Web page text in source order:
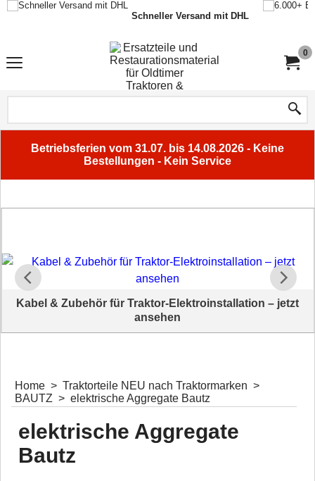
Schneller Versand mit DHL
0
Betriebsferien vom 31.07. bis 14.08.2026 - Keine
Bestellungen - Kein Service
Kabel & Zubehör für Traktor-Elektroinstallation – jetzt
ansehen
Home > Traktorteile NEU nach Traktormarken >
BAUTZ > elektrische Aggregate Bautz
elektrische Aggregate
Bautz